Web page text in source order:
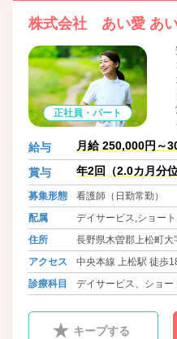
株式会社 あい愛 あ
正社員・パート
給与 月給 250,000円～
賞与 年2回（2.0カ月分位
募集形態
看護師（日勤常勤）
配属
デイサービス,ショー
住所
長野県木曽郡上松町
アクセス
中央本線 上松駅 徒歩
診療科目
デイサービス、ショー
キープする